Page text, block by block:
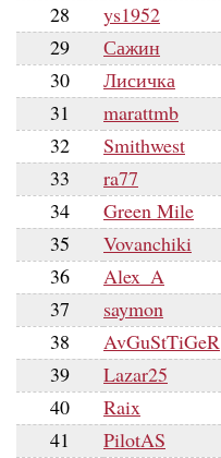
28
ys1952
29
Сажин
30
Лисичка
31
marattmb
32
Smithwest
33
ra77
34
Green Mile
35
Vovanchiki
36
Alex_A
37
saymon
38
AvGuStTiGeR
39
Lazar25
40
Raix
41
PilotAS